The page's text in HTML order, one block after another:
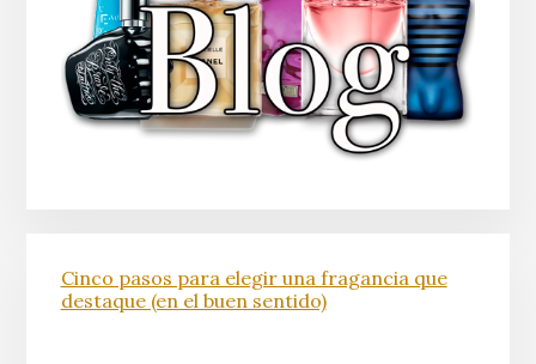
Cinco pasos para elegir una fragancia que
destaque (en el buen sentido)